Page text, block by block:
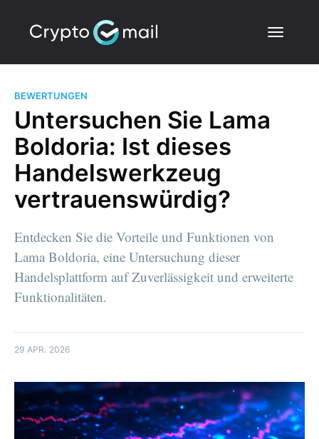
BEWERTUNGEN
Untersuchen Sie Lama
Boldoria: Ist dieses
Handelswerkzeug
vertrauenswürdig?
Entdecken Sie die Vorteile und Funktionen von
Lama Boldoria, eine Untersuchung dieser
Handelsplattform auf Zuverlässigkeit und erweiterte
Funktionalitäten.
29 APR. 2026